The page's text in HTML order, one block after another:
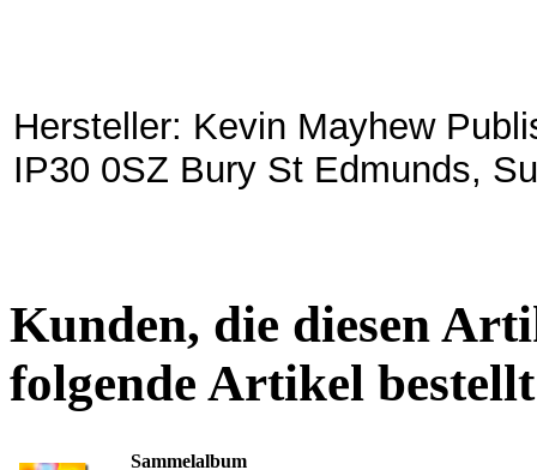
Hersteller: Kevin Mayhew
IP30 0SZ Bury St Edmunds,
Kunden, die diesen
folgende Artikel
Sammelalbum